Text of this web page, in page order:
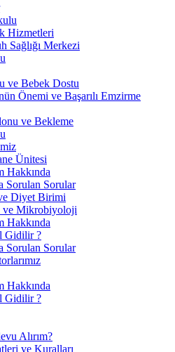
Hizmetleri
Sağlığı Merkezi
ve Bebek Dostu
Önemi ve Başarılı Emzirme
ve Bekleme
Ünitesi
Hakkında
Sorulan Sorular
Diyet Birimi
Mikrobiyoloji
Hakkında
Gidilir ?
Sorulan Sorular
Hakkında
Gidilir ?
Alırım?
ve Kuralları